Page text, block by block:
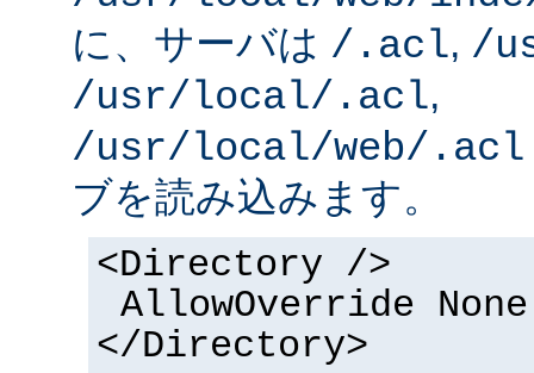
に、サーバは /.acl, /
/usr/local/.acl,
/usr/local/web/.acl
ブを読み込みます。
<Directory />
AllowOverride None
</Directory>